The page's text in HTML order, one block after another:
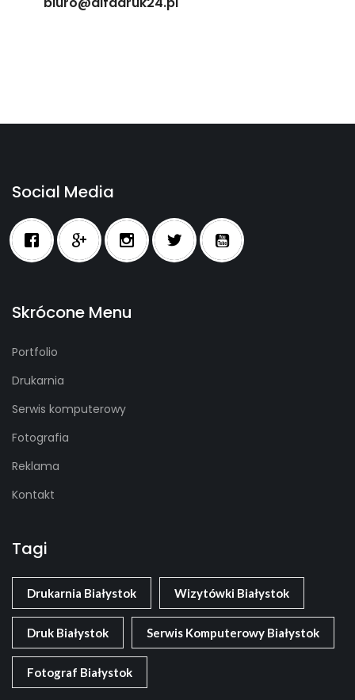
Social Media
Skrócone Menu
Portfolio
Drukarnia
Serwis komputerowy
Fotografia
Reklama
Kontakt
Tagi
Drukarnia Białystok Wizytówki Białystok
Druk Białystok Serwis Komputerowy Białystok
Fotograf Białystok